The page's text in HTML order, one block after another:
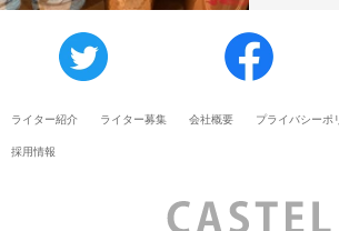
ライター紹介 ライター募集 会社概要 プライバシーポ
採用情報